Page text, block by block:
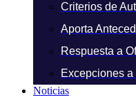
Criterios de
Aporta
Respuesta a
Excepciones
Noticias